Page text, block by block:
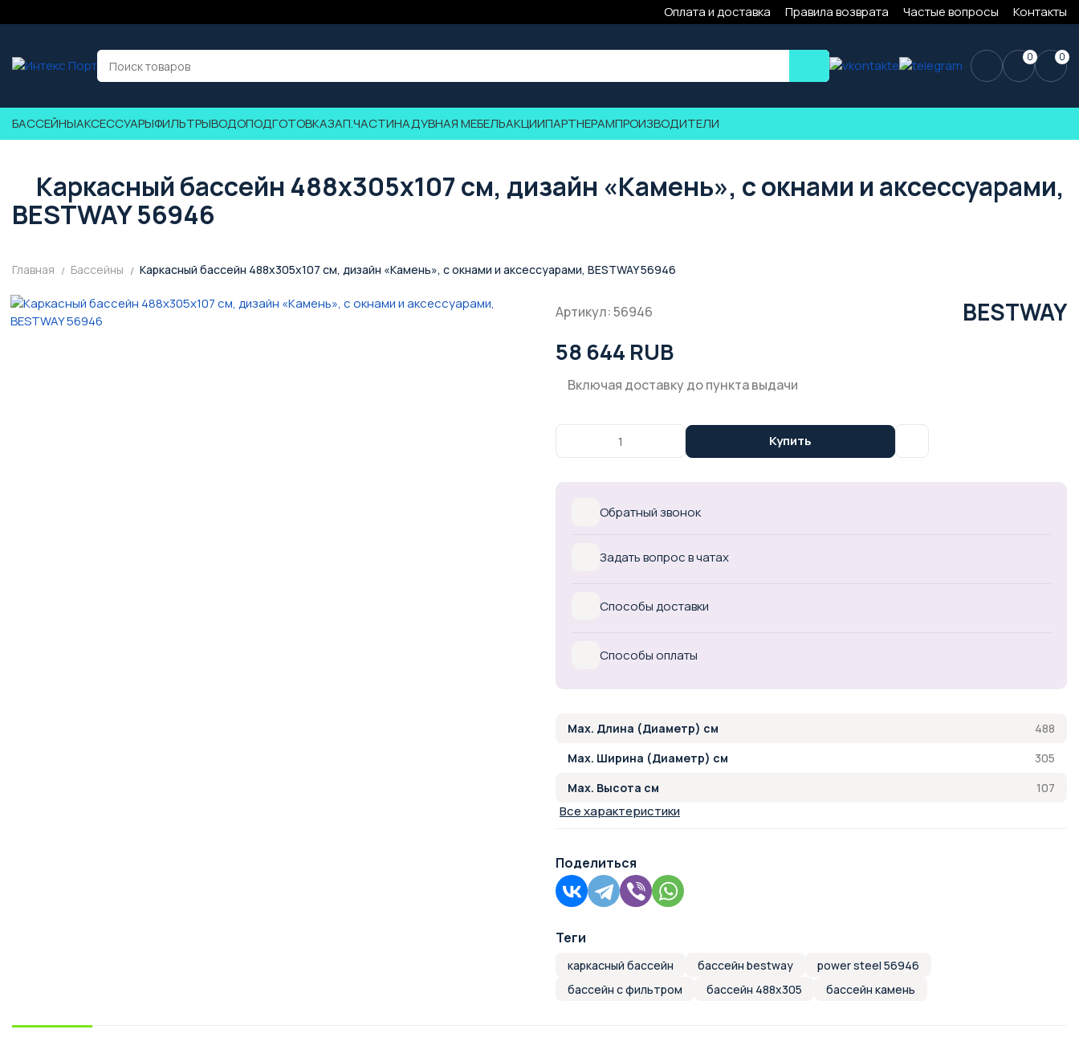
Оплата и доставка Правила возврата Частые вопросы Контакты
0 0
БАССЕЙНЫАКСЕССУАРЫФИЛЬТРЫВОДОПОДГОТОВКАЗАП.ЧАСТИНАДУВНАЯ МЕБЕЛЬАКЦИИПАРТНЕРАМПРОИЗВОДИТЕЛИ
Каркасный бассейн 488x305x107 см, дизайн «Камень», с окнами и аксессуарами,
BESTWAY 56946
Главная Бассейны Каркасный бассейн 488x305x107 см, дизайн «Камень», с окнами и аксессуарами, BESTWAY 56946
Артикул: 56946 BESTWAY
58 644 RUB
Включая доставку до пункта выдачи
Купить
Обратный звонок
Задать вопрос в чатах
Способы доставки
Способы оплаты
Max. Длина (Диаметр) см
488
Max. Ширина (Диаметр) см
305
Max. Высота см
107
Все характеристики
Поделиться
Теги
каркасный бассейн бассейн bestway
power steel 56946
бассейн с фильтром
бассейн 488х305 бассейн камень